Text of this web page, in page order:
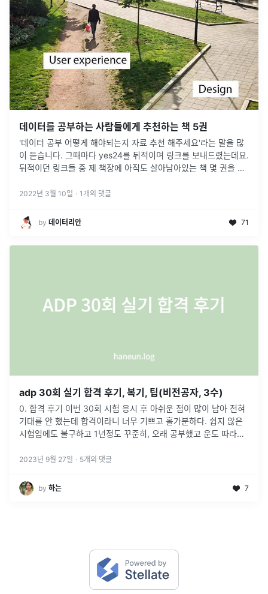
데이터를 공부하는 사람들에게 추천하는 책 5권
'데이터 공부 어떻게 해야되는지 자료 추천 해주세요'라는 말을 많
이 듣습니다. 그때마다 yes24를 뒤적이며 링크를 보내드렸는데요.
뒤적이던 링크들 중 제 책장에 아직도 살아남아있는 책 몇 권을 소
2022년 3월 10일 · 1 개의 댓글
by 데이터리안 71
adp 30회 실기 합격 후기, 복기, 팁(비전공자, 3수)
0. 합격 후기 이번 30회 시험 응시 후 아쉬운 점이 많이 남아 전혀
기대를 안 했는데 합격이라니 너무 기쁘고 홀가분하다. 쉽지 않은
시험임에도 불구하고 1년정도 꾸준히, 오래 공부했고 운도 따라줘
통...
2023년 9월 27일 · 5개의 댓글
by 하는 7